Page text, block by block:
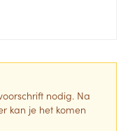
nodig. Na
kan je het komen